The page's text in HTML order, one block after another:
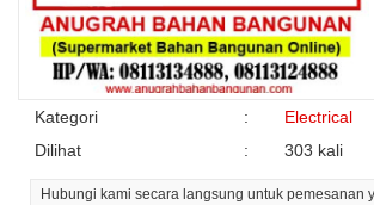
Kategori :
Electrical
Dilihat
: 303 kali
Hubungi kami secara langsung untuk pemesanan